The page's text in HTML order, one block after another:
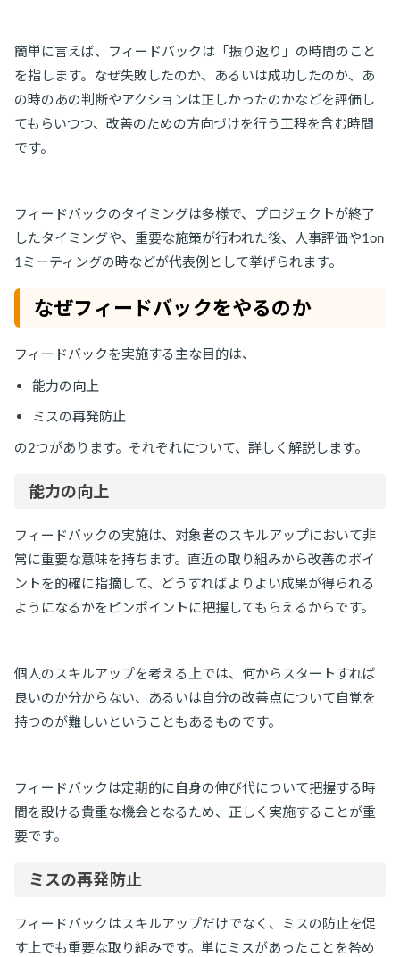
簡単に言えば、フィードバックは「振り返り」の時間のこと
を指します。なぜ失敗したのか、あるいは成功したのか、あ
の時のあの判断やアクションは正しかったのかなどを評価し
てもらいつつ、改善のための方向づけを行う工程を含む時間
です。
フィードバックのタイミングは多様で、プロジェクトが終了
したタイミングや、重要な施策が行われた後、人事評価や1on
1ミーティングの時などが代表例として挙げられます。
なぜフィードバックをやるのか
フィードバックを実施する主な目的は、
能力の向上
ミスの再発防止
の2つがあります。それぞれについて、詳しく解説します。
能力の向上
フィードバックの実施は、対象者のスキルアップにおいて非
常に重要な意味を持ちます。直近の取り組みから改善のポイ
ントを的確に指摘して、どうすればよりよい成果が得られる
ようになるかをピンポイントに把握してもらえるからです。
個人のスキルアップを考える上では、何からスタートすれば
良いのか分からない、あるいは自分の改善点について自覚を
持つのが難しいということもあるものです。
フィードバックは定期的に自身の伸び代について把握する時
間を設ける貴重な機会となるため、正しく実施することが重
要です。
ミスの再発防止
フィードバックはスキルアップだけでなく、ミスの防止を促
す上でも重要な取り組みです。単にミスがあったことを咎め